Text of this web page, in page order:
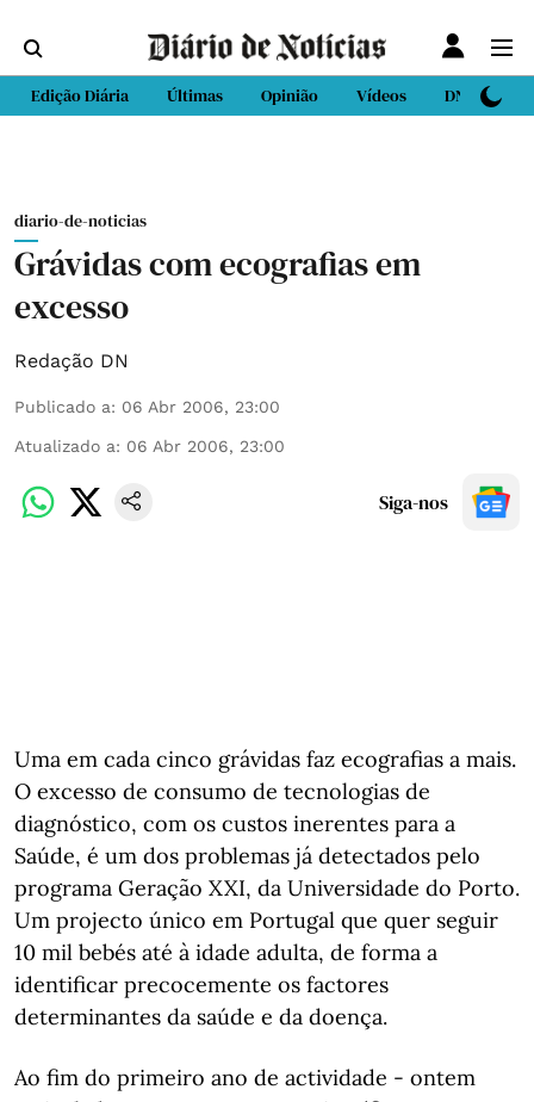
Edição Diária Últimas Opinião Vídeos DN Sport
diario-de-noticias
Grávidas com ecografias em
excesso
Redação DN
Publicado a: 06 Abr 2006, 23:00
Atualizado a: 06 Abr 2006, 23:00
Siga-nos
Uma em cada cinco grávidas faz ecografias a mais.
O excesso de consumo de tecnologias de
diagnóstico, com os custos inerentes para a
Saúde, é um dos problemas já detectados pelo
programa Geração XXI, da Universidade do Porto.
Um projecto único em Portugal que quer seguir
10 mil bebés até à idade adulta, de forma a
identificar precocemente os factores
determinantes da saúde e da doença.
Ao fim do primeiro ano de actividade - ontem